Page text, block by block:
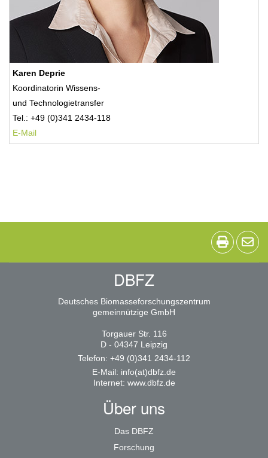
Karen Deprie
Koordinatorin Wissens-
und Technologietransfer
Tel.: +49 (0)341 2434-118
E-Mail
DBFZ
Deutsches Biomasseforschungszentrum
gemeinnützige GmbH
Torgauer Str. 116
D - 04347 Leipzig
Telefon: +49 (0)341 2434-112
E-Mail: info(at)dbfz.de
Internet: www.dbfz.de
Über uns
Das DBFZ
Forschung